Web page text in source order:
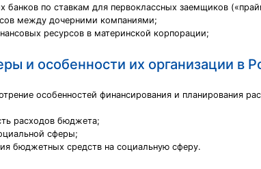
банков по ставкам для первоклассных заемщиков
между дочерними компаниями;
ресурсов в материнской корпорации;
и особенности их организации в
особенностей финансирования и планирования
расходов бюджета;
сферы;
бюджетных средств на социальную сферу.